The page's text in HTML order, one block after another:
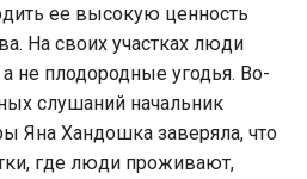
ее высокую ценность
На своих участках люди
а не плодородные угодья. Во-
слушаний начальник
Яна Хандошка заверяла, что
где люди проживают,